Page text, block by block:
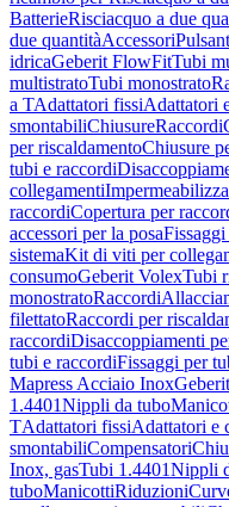
BatterieRisciacquo a due
due quantitàAccessori
idricaGeberit FlowFitTubi
multistratoTubi monostrato
a TAdattatori fissiAdattatori
smontabiliChiusureRaccordi
per riscaldamentoChiusure
tubi e raccordi
collegamenti
raccordiCopertura per
accessori per la posa
sistemaKit di viti per
consumoGeberit VolexTubi
monostratoRaccordi
filettatoRaccordi per
raccordiDisaccoppiamenti
tubi e raccordiFissaggi per
Mapress Acciaio Inox
1.4401Nippli da tubo
TAdattatori fissiAdattatori e
smontabiliCompensatori
Inox, gasTubi 1.4401Nippli
tuboManicottiRiduzioni